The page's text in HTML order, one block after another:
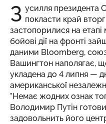
З усилля
покласти край
застопорилися на етапі
бойові дії на фронті
даними Bloomberg,
Вашингтон наполягає,
укладена до 4 липня —
американської
"Немає жодних ознак
Володимир Путін
задовольнить його